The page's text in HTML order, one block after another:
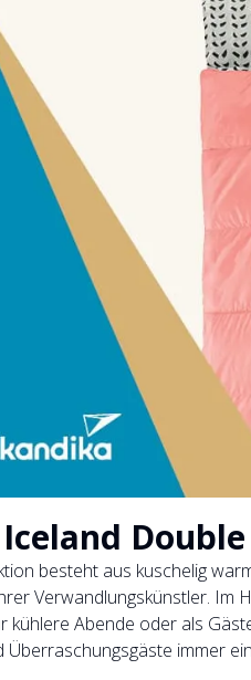
Double
besteht aus kuschelig
Verwandlungskünstler.
kühlere Abende oder als
Überraschungsgäste immer